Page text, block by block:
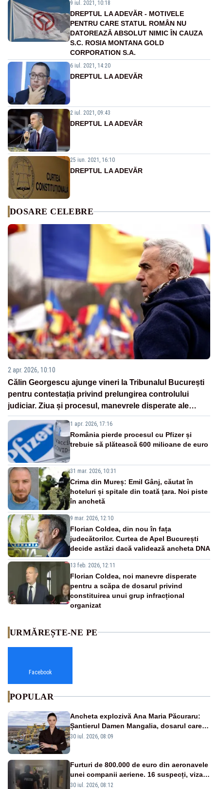
9 iul. 2021, 10:18
DREPTUL LA ADEVĂR - MOTIVELE
PENTRU CARE STATUL ROMÂN NU
DATOREAZĂ ABSOLUT NIMIC ÎN CAUZA
S.C. ROSIA MONTANA GOLD
CORPORATION S.A.
6 iul. 2021, 14:20
DREPTUL LA ADEVĂR
2 iul. 2021, 09:43
DREPTUL LA ADEVĂR
25 iun. 2021, 16:10
DREPTUL LA ADEVĂR
DOSARE CELEBRE
2 apr. 2026, 10:10
Călin Georgescu ajunge vineri la Tribunalul București
pentru contestația privind prelungirea controlului
judiciar. Ziua și procesul, manevrele disperate ale
Sistemului
1 apr. 2026, 17:16
România pierde procesul cu Pfizer și
trebuie să plătească 600 milioane de euro
31 mar. 2026, 10:31
Crima din Mureș: Emil Gânj, căutat în
hoteluri și spitale din toată țara. Noi piste
în anchetă
9 mar. 2026, 12:10
Florian Coldea, din nou în fața
judecătorilor. Curtea de Apel București
decide astăzi dacă validează ancheta DNA
13 feb. 2026, 12:11
Florian Coldea, noi manevre disperate
pentru a scăpa de dosarul privind
constituirea unui grup infracțional
organizat
URMĂREȘTE-NE PE
Facebook
POPULAR
Ancheta explozivă Ana Maria Păcuraru:
Șantierul Damen Mangalia, dosarul care
scufundă apărarea României
30 iul. 2026, 08:09
Furturi de 800.000 de euro din aeronavele
unei companii aeriene. 16 suspecți, vizați
de anchetă
30 iul. 2026, 08:12